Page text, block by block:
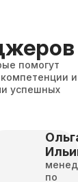
помогут
и
успешных
по